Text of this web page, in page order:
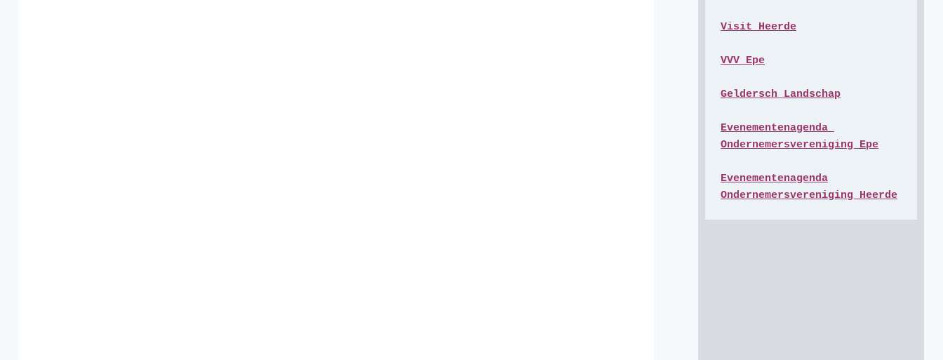
Visit Heerde
VVV Epe
Geldersch Landschap
Evenementenagenda
Ondernemersvereniging Epe
Evenementenagenda
Ondernemersvereniging Heerde